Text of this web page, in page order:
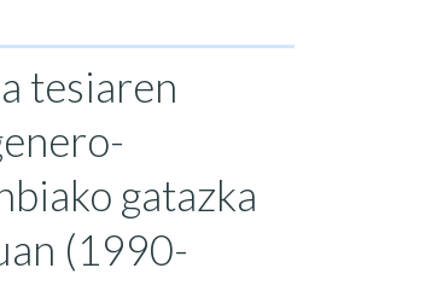
tesiaren
gatazka
(1990-